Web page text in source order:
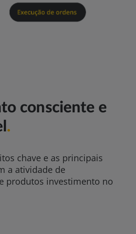
consciente e
.
chave e as principais
a atividade de
produtos investimento no